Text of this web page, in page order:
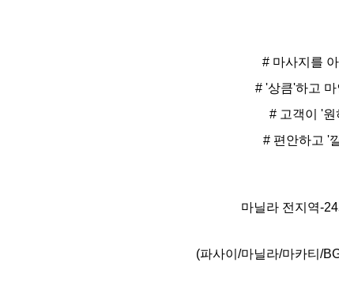
# 마사지를
# '상큼'하고
# 고객이 '
# 편안하고 '
마닐라 전지역-
(파사이/마닐라/마카티/